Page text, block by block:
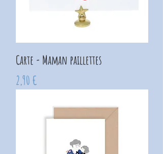
Carte - Maman paillettes
Prix
2,90 €